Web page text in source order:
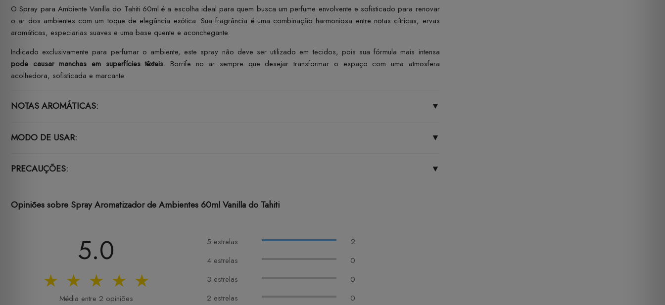
O Spray para Ambiente Vanilla do Tahiti 60ml é a escolha ideal para quem busca um perfume envolvente e sofisticado para renovar
o ar dos ambientes com um toque de elegância exótica. Sua fragrância é uma combinação harmoniosa entre notas cítricas, ervas
aromáticas, especiarias suaves e uma base quente e aconchegante.
Indicado exclusivamente para perfumar o ambiente, este spray não deve ser utilizado em tecidos, pois sua fórmula mais intensa
pode causar manchas em superfícies têxteis. Borrife no ar sempre que desejar transformar o espaço com uma atmosfera
acolhedora, sofisticada e marcante.
NOTAS AROMÁTICAS: ▼
MODO DE USAR: ▼
PRECAUÇÕES: ▼
Opiniões sobre Spray Aromatizador de Ambientes 60ml Vanilla do Tahiti
5.0
★
★
★
★
★
Média entre 2 opiniões
5 estrelas
2
4 estrelas
0
3 estrelas
0
2 estrelas
0